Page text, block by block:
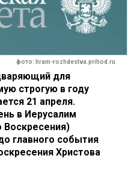
фото: hram-rozhdestva.prihod.ru
для
строгую в году
21 апреля.
в Иерусалим
Воскресения)
главного события
Христова